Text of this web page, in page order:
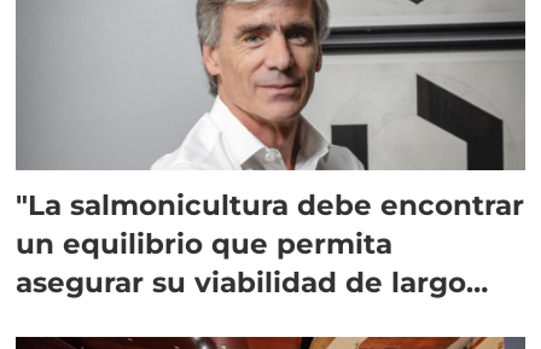
"La salmonicultura debe encontrar
un equilibrio que permita
asegurar su viabilidad de largo